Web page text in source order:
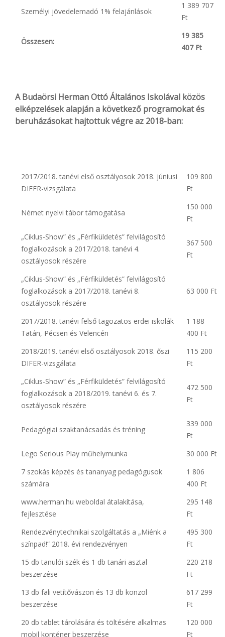
Személyi jövedelemadó 1% felajánlások
1 389 707
Ft
Összesen:
19 385
407 Ft
A Budaörsi Herman Ottó Általános Iskolával közös
elképzelések alapján a következő programokat és
beruházásokat hajtottuk végre az 2018-ban:
2017/2018. tanévi első osztályosok 2018. júniusi
DIFER-vizsgálata
109 800
Ft
Német nyelvi tábor támogatása
150 000
Ft
„Ciklus-Show” és „Férfiküldetés” felvilágosító
foglalkozások a 2017/2018. tanévi 4.
osztályosok részére
367 500
Ft
„Ciklus-Show” és „Férfiküldetés” felvilágosító
foglalkozások a 2017/2018. tanévi 8.
osztályosok részére
63 000 Ft
2017/2018. tanévi felső tagozatos erdei iskolák
Tatán, Pécsen és Velencén
1 188
400 Ft
2018/2019. tanévi első osztályosok 2018. őszi
DIFER-vizsgálata
115 200
Ft
„Ciklus-Show” és „Férfiküldetés” felvilágosító
foglalkozások a 2018/2019. tanévi 6. és 7.
osztályosok részére
472 500
Ft
Pedagógiai szaktanácsadás és tréning
339 000
Ft
Lego Serious Play műhelymunka
30 000 Ft
7 szokás képzés és tananyag pedagógusok
számára
1 806
400 Ft
www.herman.hu weboldal átalakítása,
fejlesztése
295 148
Ft
Rendezvénytechnikai szolgáltatás a „Miénk a
színpad!” 2018. évi rendezvényen
495 300
Ft
15 db tanulói szék és 1 db tanári asztal
beszerzése
220 218
Ft
13 db fali vetítővászon és 13 db konzol
beszerzése
617 299
Ft
20 db tablet tárolására és töltésére alkalmas
mobil konténer beszerzése
120 000
Ft